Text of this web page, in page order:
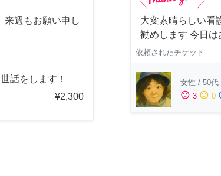
来週もお願い申し
話をします！
¥2,300
大変素晴らしい看
勧めします 今日
依頼されたチケット
女性 / 50代
sentiment_satisfied 3 sentiment_neutral 0